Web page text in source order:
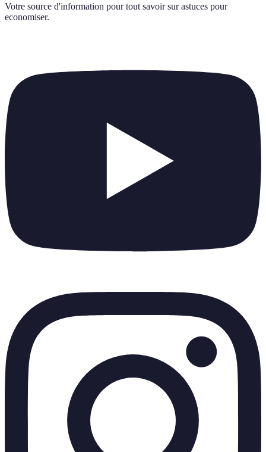
Votre source d'information pour tout savoir sur astuces pour
economiser.